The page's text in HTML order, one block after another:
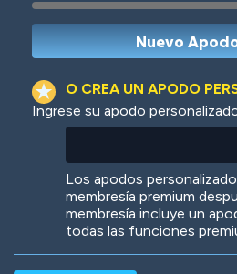
Woof Jungle
O CREA UN APODO
Ingrese su apodo
Los apodos
membresía premium
membresía incluye un
todas las funciones